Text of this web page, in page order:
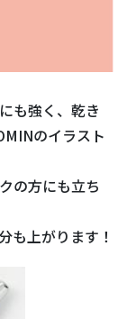
も強く、乾き
のイラスト
の方にも立ち
も上がります！